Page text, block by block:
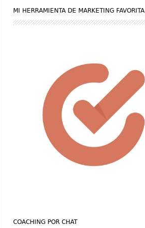
MI HERRAMIENTA DE MARKETING FAVORITA
COACHING POR CHAT